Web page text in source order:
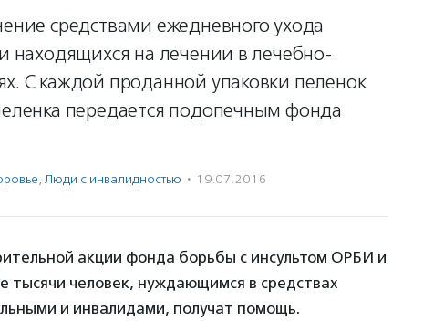
средствами ежедневного ухода
находящихся на лечении в лечебно-
С каждой проданной упаковки пеленок
передается подопечным фонда
, Люди с инвалидностью · 19.07.2016
акции фонда борьбы с инсультом ОРБИ и
тысячи человек, нуждающимся в средствах
и инвалидами, получат помощь.